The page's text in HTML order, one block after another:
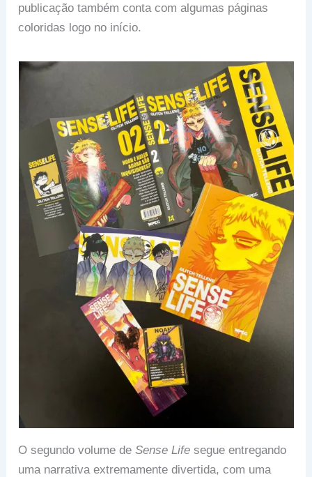
publicação também conta com algumas páginas
coloridas logo no início.
O segundo volume deSense Life segue entregando
uma narrativa extremamente divertida, com uma